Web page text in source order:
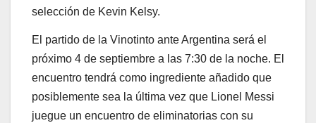
selección de Kevin Kelsy.
El partido de la Vinotinto ante Argentina será el
próximo 4 de septiembre a las 7:30 de la noche. El
encuentro tendrá como ingrediente añadido que
posiblemente sea la última vez que Lionel Messi
juegue un encuentro de eliminatorias con su